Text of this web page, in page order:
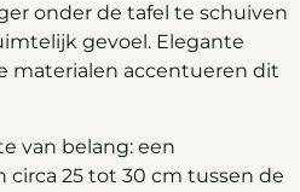
onder de tafel te schuiven
gevoel. Elegante
materialen accentueren dit
van belang: een
circa 25 tot 30 cm tussen de